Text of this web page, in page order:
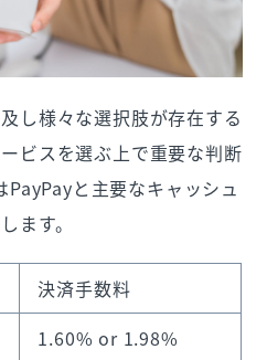
し様々な選択肢が存在する
ビスを選ぶ上で重要な判断
と主要なキャッシュ
ます。
決済手数料
1.60% or 1.98%